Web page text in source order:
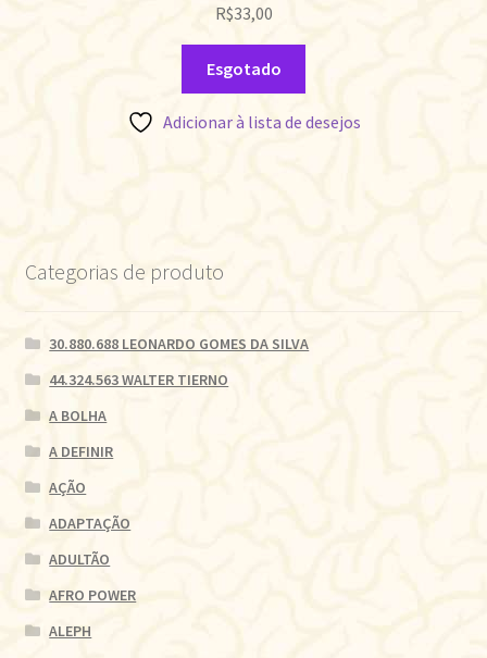
R$33,00
Esgotado
Adicionar à lista de desejos
Categorias de produto
30.880.688 LEONARDO GOMES DA SILVA
44.324.563 WALTER TIERNO
A BOLHA
A DEFINIR
AÇÃO
ADAPTAÇÃO
ADULTÃO
AFRO POWER
ALEPH